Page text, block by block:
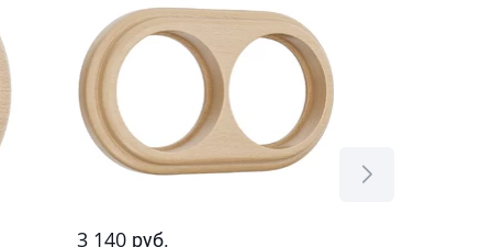
3 140 руб.